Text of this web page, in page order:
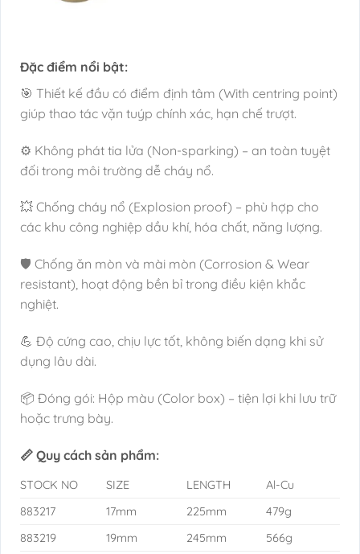
Đặc điểm nổi bật:
🎯 Thiết kế đầu có điểm định tâm (With centring point)
giúp thao tác vặn tuýp chính xác, hạn chế trượt.
⚙️ Không phát tia lửa (Non-sparking) – an toàn tuyệt
đối trong môi trường dễ cháy nổ.
💥 Chống cháy nổ (Explosion proof) – phù hợp cho
các khu công nghiệp dầu khí, hóa chất, năng lượng.
🛡️ Chống ăn mòn và mài mòn (Corrosion & Wear
resistant), hoạt động bền bỉ trong điều kiện khắc
nghiệt.
💪 Độ cứng cao, chịu lực tốt, không biến dạng khi sử
dụng lâu dài.
📦 Đóng gói: Hộp màu (Color box) – tiện lợi khi lưu trữ
hoặc trưng bày.
📏 Quy cách sản phẩm:
STOCK NO SIZE LENGTH
Al-Cu
883217
17mm 225mm
479g
883219
19mm 245mm
566g